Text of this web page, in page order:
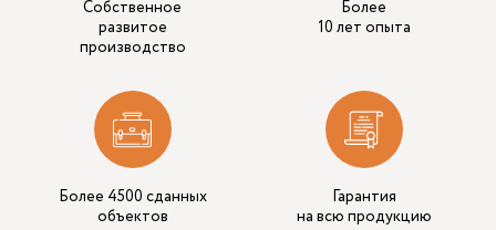
Собственное
развитое
производство
Более
10 лет опыта
Более 4500 сданных
объектов
Гарантия
на всю продукцию